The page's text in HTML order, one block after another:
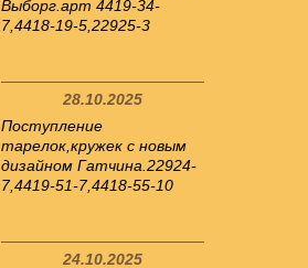
Выборг.арт 4419-34-
7,4418-19-5,22925-3
28.10.2025
Поступление
тарелок,кружек с новым
дизайном Гатчина.22924-
7,4419-51-7,4418-55-10
24.10.2025